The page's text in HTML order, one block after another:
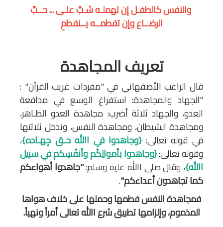
والنفس كالطفـل إن تهملـه شـبَّ علـى ... حــبِّ
الرضــاع وإن تفطمــه يــنفطمِ
تعريف المجاهدة
قال الراغب الأصفهاني في "مفردات غريب القرآن" :
"الجهاد والمجاهدة: استفراغ الوسع في مدافعة
العدو، والجهاد ثلاثة أضرب: مجاهدة العدو الظـاهر،
ومجاهدة الشيطان، ومجاهدة النفس، وتدخل ثلاثتها
في قوله تعالى:{وجاهدوا في االله حـق جِهـاده}،
وقوله تعالى:{وجاهدوا بأموالِكُم وأنفُسِكم في سبيل
االله}، وقال صلى االله عليه وسلم:"جاهدوا أهواءكم
كما تجاهدون أعداءكم".
فمجاهدة النفس فطمها وحملها على خلاف هواها
المذموم، وإلزامها تطبيق شرع االله تعالى أمراً ونهياً.